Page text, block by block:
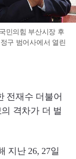
민의힘 부산시장 후
구 범어사에서 열린
전재수 더불어
격차가 더 벌
지난 26, 27일